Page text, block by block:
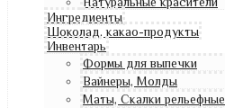
Ингредиенты
Шоколад, какао-продукты
Инвентарь
Формы для выпечки
Вайнеры, Молды
Маты, Скалки рельефные